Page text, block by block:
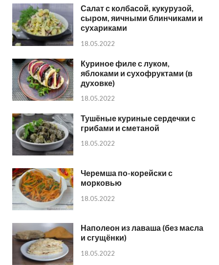
Салат с колбасой, кукурузой,
сыром, яичными блинчиками и
сухариками
18.05.2022
Куриное филе с луком,
яблоками и сухофруктами (в
духовке)
18.05.2022
Тушёные куриные сердечки с
грибами и сметаной
18.05.2022
Черемша по-корейски с
морковью
18.05.2022
Наполеон из лаваша (без масла
и сгущёнки)
18.05.2022